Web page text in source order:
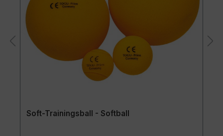
Soft-Trainingsball - Softball